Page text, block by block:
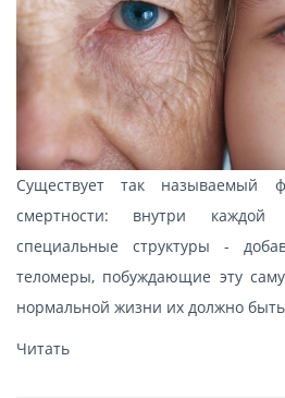
Существует так называемый
смертности: внутри
специальные структуры -
теломеры, побуждающие эту
нормальной жизни их должно
Читать